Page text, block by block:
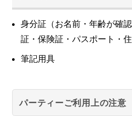
身分証（お名前・年齢が確
証・保険証・パスポート・
筆記用具
パーティーご利用上の注意